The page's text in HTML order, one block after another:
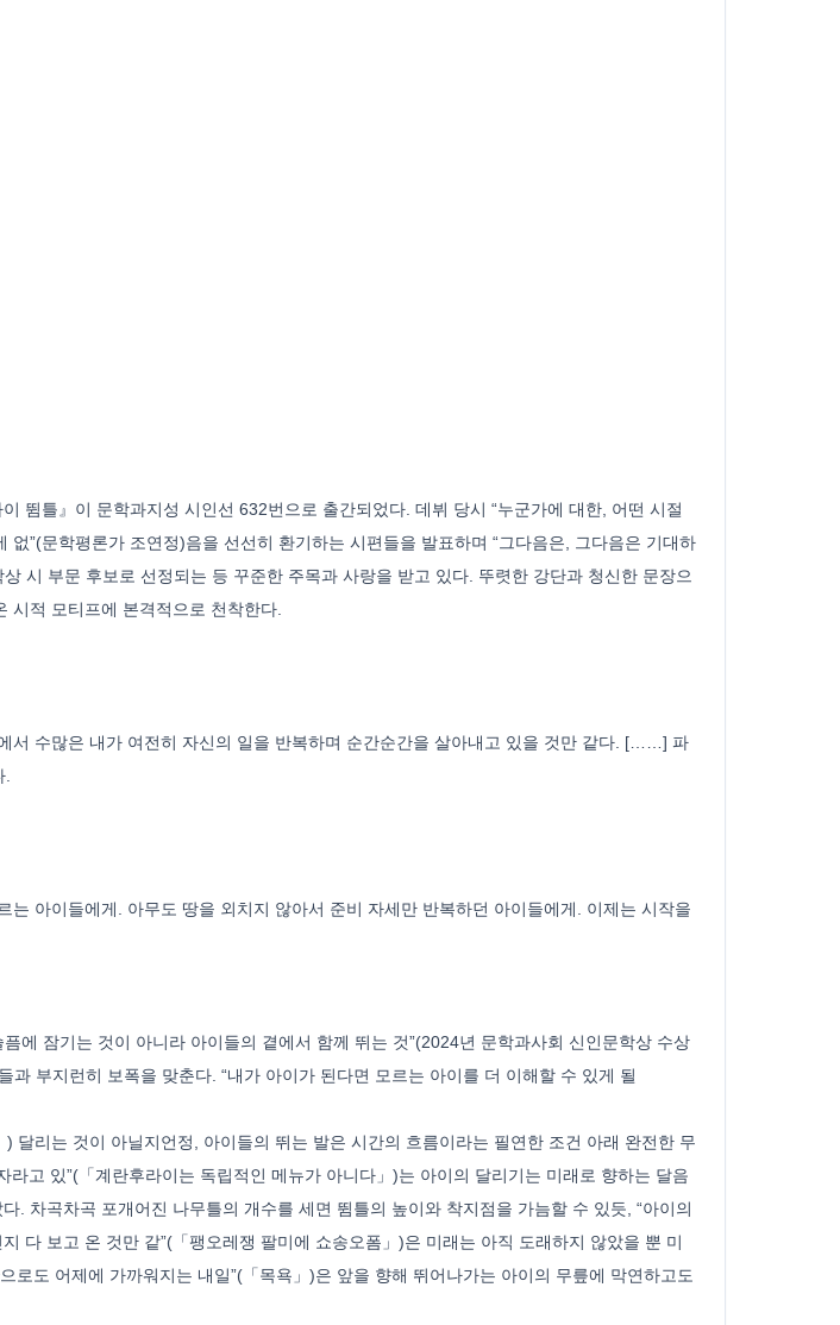
뜀틀』이 문학과지성 시인선 632번으로 출간되었다. 데뷔 당시 “누군가에 대한, 어떤 시절
”(문학평론가 조연정)음을 선선히 환기하는 시편들을 발표하며 “그다음은, 그다음은 기대하
시 부문 후보로 선정되는 등 꾸준한 주목과 사랑을 받고 있다. 뚜렷한 강단과 청신한 문장으
시적 모티프에 본격적으로 천착한다.
서 수많은 내가 여전히 자신의 일을 반복하며 순간순간을 살아내고 있을 것만 같다. [……] 파
.
아이들에게. 아무도 땅을 외치지 않아서 준비 자세만 반복하던 아이들에게. 이제는 시작을
에 잠기는 것이 아니라 아이들의 곁에서 함께 뛰는 것”(2024년 문학과사회 신인문학상 수상
부지런히 보폭을 맞춘다. “내가 아이가 된다면 모르는 아이를 더 이해할 수 있게 될
달리는 것이 아닐지언정, 아이들의 뛰는 발은 시간의 흐름이라는 필연한 조건 아래 완전한 무
고 있”(「계란후라이는 독립적인 메뉴가 아니다」)는 아이의 달리기는 미래로 향하는 달음
. 차곡차곡 포개어진 나무틀의 개수를 세면 뜀틀의 높이와 착지점을 가늠할 수 있듯, “아이의
다 보고 온 것만 같”(「팽오레쟁 팔미에 쇼송오폼」)은 미래는 아직 도래하지 않았을 뿐 미
로도 어제에 가까워지는 내일”(「목욕」)은 앞을 향해 뛰어나가는 아이의 무릎에 막연하고도